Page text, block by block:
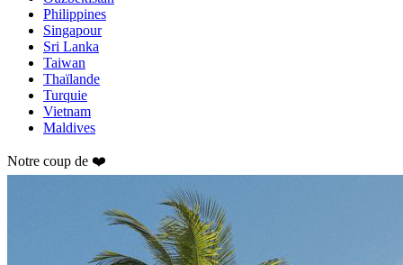
Philippines
Singapour
Sri Lanka
Taiwan
Thaïlande
Turquie
Vietnam
Maldives
Notre coup de ❤️